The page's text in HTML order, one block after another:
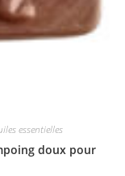
essentielles
doux pour